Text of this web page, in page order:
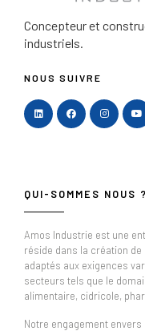
Concepteur et
industriels.
NOUS SUIVRE
QUI-SOMMES NOUS ?
Amos Industrie est une
réside dans la création
adaptés aux exigences
secteurs tels que le
alimentaire, cidricole,
Notre engagement